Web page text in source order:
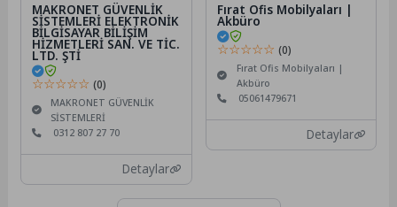
MAKRONET GÜVENLİK
SİSTEMLERİ ELEKTRONİK
BİLGİSAYAR BİLİŞİM
HİZMETLERİ SAN. VE TİC.
LTD. ŞTİ
☆☆☆☆☆(0)
MAKRONET GÜVENLİK
SİSTEMLERİ
0312 807 27 70
Detaylar
Fırat Ofis Mobilyaları |
Akbüro
☆☆☆☆☆ (0)
Fırat Ofis Mobilyaları |
Akbüro
05061479671
Detaylar